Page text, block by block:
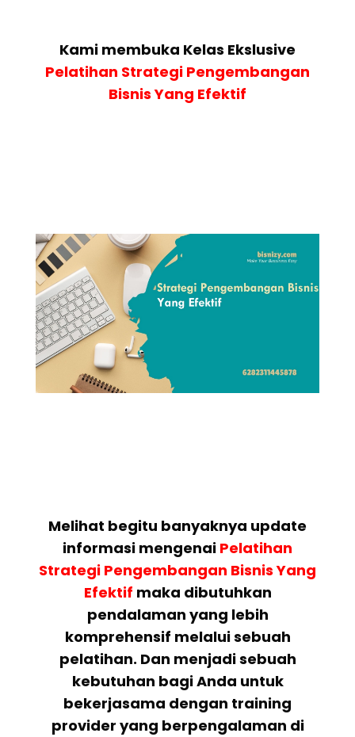
Kami membuka Kelas Ekslusive
Pelatihan Strategi Pengembangan
Bisnis Yang Efektif
Melihat begitu banyaknya update
informasi mengenai Pelatihan
Strategi Pengembangan Bisnis Yang
Efektif maka dibutuhkan
pendalaman yang lebih
komprehensif melalui sebuah
pelatihan. Dan menjadi sebuah
kebutuhan bagi Anda untuk
bekerjasama dengan training
provider yang berpengalaman di